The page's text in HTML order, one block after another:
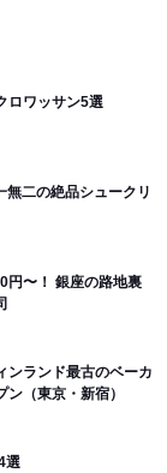
ロワッサン5選
二の絶品シュークリ
円〜！ 銀座の路地裏
ンランド最古のベーカ
（東京・新宿）
選